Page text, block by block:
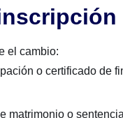
el cambio:
o certificado de
matrimonio o